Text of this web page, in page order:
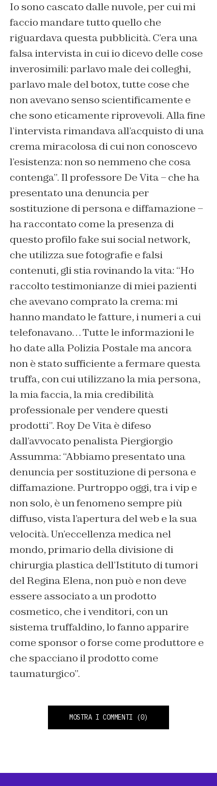
Io sono cascato dalle nuvole, per cui mi
faccio mandare tutto quello che
riguardava questa pubblicità. C’era una
falsa intervista in cui io dicevo delle cose
inverosimili: parlavo male dei colleghi,
parlavo male del botox, tutte cose che
non avevano senso scientificamente e
che sono eticamente riprovevoli. Alla fine
l’intervista rimandava all’acquisto di una
crema miracolosa di cui non conoscevo
l’esistenza: non so nemmeno che cosa
contenga”. Il professore De Vita – che ha
presentato una denuncia per
sostituzione di persona e diffamazione –
ha raccontato come la presenza di
questo profilo fake sui social network,
che utilizza sue fotografie e falsi
contenuti, gli stia rovinando la vita: “Ho
raccolto testimonianze di miei pazienti
che avevano comprato la crema: mi
hanno mandato le fatture, i numeri a cui
telefonavano… Tutte le informazioni le
ho date alla Polizia Postale ma ancora
non è stato sufficiente a fermare questa
truffa, con cui utilizzano la mia persona,
la mia faccia, la mia credibilità
professionale per vendere questi
prodotti”. Roy De Vita è difeso
dall’avvocato penalista Piergiorgio
Assumma: “Abbiamo presentato una
denuncia per sostituzione di persona e
diffamazione. Purtroppo oggi, tra i vip e
non solo, è un fenomeno sempre più
diffuso, vista l’apertura del web e la sua
velocità. Un’eccellenza medica nel
mondo, primario della divisione di
chirurgia plastica dell’Istituto di tumori
del Regina Elena, non può e non deve
essere associato a un prodotto
cosmetico, che i venditori, con un
sistema truffaldino, lo fanno apparire
come sponsor o forse come produttore e
che spacciano il prodotto come
taumaturgico”.
MOSTRA I COMMENTI (0)